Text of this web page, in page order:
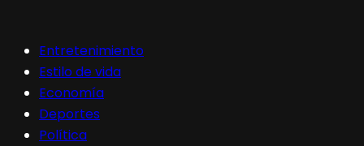
Entretenimiento
Estilo de vida
Economía
Deportes
Política